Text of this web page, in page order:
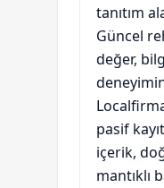
tanıtım
Güncel
değer,
pasif
içerik,
mantıklı